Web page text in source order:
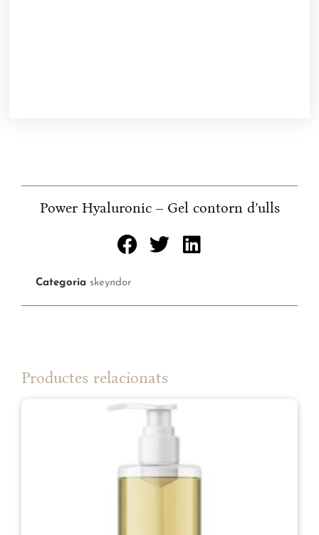
Power Hyaluronic – Gel contorn d’ulls
Categoria skeyndor
Productes relacionats